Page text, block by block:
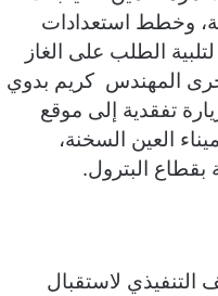
وخطط استعدادات
الطلب على الغاز
المهندس كريم بدوي
تفقدية إلى موقع
العين السخنة،
بقطاع البترول.
التنفيذي لاستقبال